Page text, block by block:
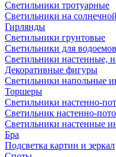
Светильники тротуарные
Светильники на
Гирлянды
Светильники грунтовые
Светильники для водоемов
Светильники настенные,
Декоративные фигуры
Светильники напольные
Торшеры
Светильники настенно-
Светильник настенно-
Светильники настенные
Бра
Подсветка картин и зеркал